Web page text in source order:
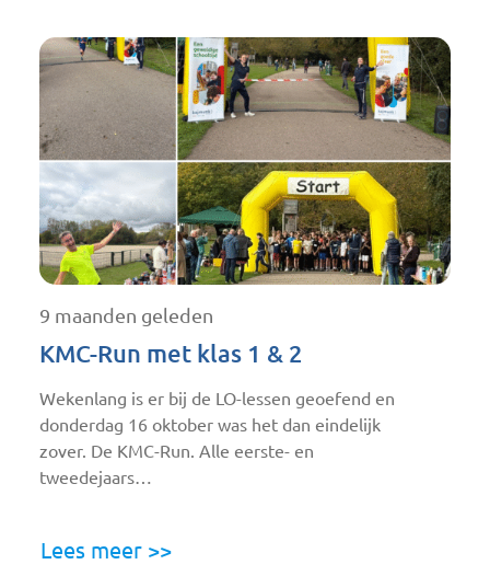
9 maanden geleden
KMC-Run met klas 1 & 2
Wekenlang is er bij de LO-lessen geoefend en
donderdag 16 oktober was het dan eindelijk
zover. De KMC-Run. Alle eerste- en
tweedejaars…
Lees meer >>